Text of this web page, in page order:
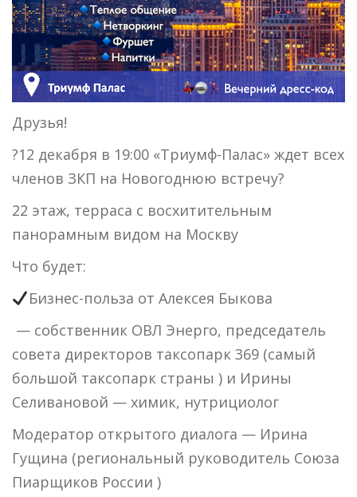
Друзья!
?12 декабря в 19:00 «Триумф-Палас» ждет всех
членов ЗКП на Новогоднюю встречу?
22 этаж, терраса с восхитительным
панорамным видом на Москву
Что будет:
Бизнес-польза от Алексея Быкова
— собственник ОВЛ Энерго, председатель
совета директоров таксопарк 369 (самый
большой таксопарк страны ) и Ирины
Селивановой — химик, нутрициолог
Модератор открытого диалога — Ирина
Гущина (региональный руководитель Союза
Пиарщиков России )